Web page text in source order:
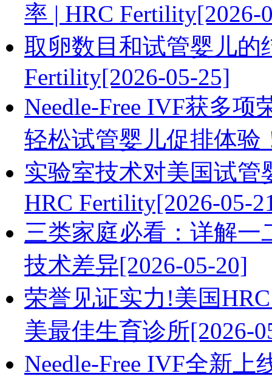
率 | HRC Fertility[2026-
取卵数目和试管婴儿的
Fertility[2026-05-25]
Needle-Free IVF获多
轻松试管婴儿促排体验
实验室技术对美国试管
HRC Fertility[2026-05-
三类家庭必看：详解一
技术差异[2026-05-20]
荣誉见证实力!美国
美最佳生育诊所[2026-
Needle-Free IVF全新